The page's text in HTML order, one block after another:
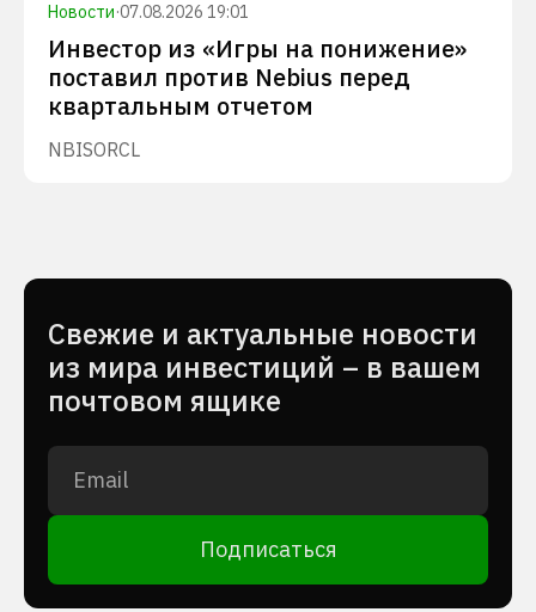
Новости·07.08.2026 19:01
Инвестор из «Игры на понижение»
поставил против Nebius перед
квартальным отчетом
NBISORCL
Cвежие и актуальные новости
из мира инвестиций – в вашем
почтовом ящике
Подписаться